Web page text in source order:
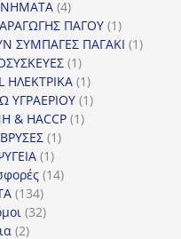
44
προϊόντα
ΠΑΓΟΥ 11
προϊόν
ΣΥΜΠΑΓΕΣ ΠΑΓΑΚΙ 11
11
προϊόν
ΗΛΕΚΤΡΙΚΑ 11
προϊόν
ΥΓΡΑΕΡΙΟΥ 11
& HACCP 11
11
11
προϊόν
1414
134134
προϊόντα
3232
22